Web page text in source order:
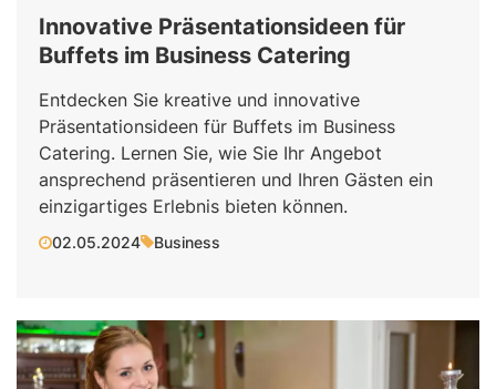
Innovative Präsentationsideen für
Buffets im Business Catering
Entdecken Sie kreative und innovative
Präsentationsideen für Buffets im Business
Catering. Lernen Sie, wie Sie Ihr Angebot
ansprechend präsentieren und Ihren Gästen ein
einzigartiges Erlebnis bieten können.
02.05.2024 Business